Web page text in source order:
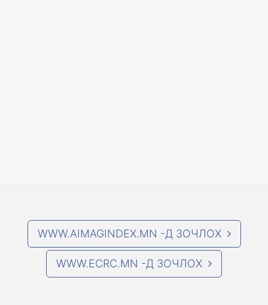
WWW.AIMAGINDEX.MN -Д ЗОЧЛОХ
WWW.ECRC.MN -Д ЗОЧЛОХ